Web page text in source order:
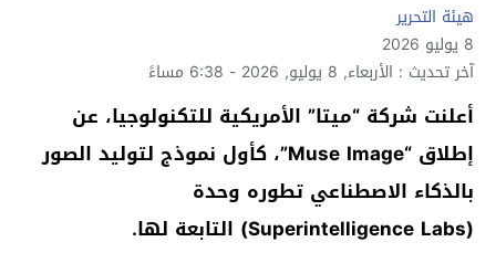
هيئة التحرير
8 يوليو 2026
آخر تحديث : الأربعاء, 8 يوليو, 2026 - 6:38 مساءً
أعلنت شركة “ميتا” الأمريكية للتكنولوجيا، عن
إطلاق “Muse Image”، كأول نموذج لتوليد الصور
بالذكاء الاصطناعي تطوره وحدة
(Superintelligence Labs) التابعة لها.